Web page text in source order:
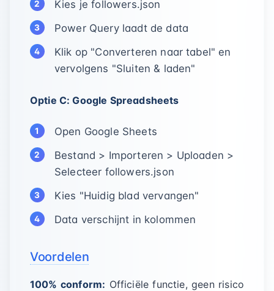
Kies je followers.json
Power Query laadt de data
Klik op "Converteren naar tabel" en
vervolgens "Sluiten & laden"
Optie C: Google Spreadsheets
Open Google Sheets
Bestand > Importeren > Uploaden >
Selecteer followers.json
Kies "Huidig blad vervangen"
Data verschijnt in kolommen
Voordelen
100% conform: Officiële functie, geen risico